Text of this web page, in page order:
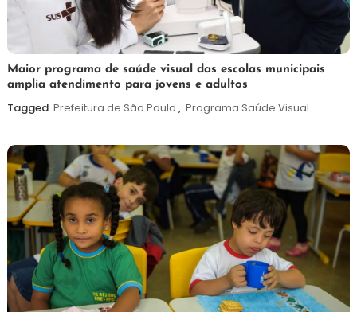
7
de
agosto
Maurilio
Maior programa de saúde visual das escolas municipais
amplia atendimento para jovens e adultos
Tagged Prefeitura de São Paulo , Programa Saúde Visual